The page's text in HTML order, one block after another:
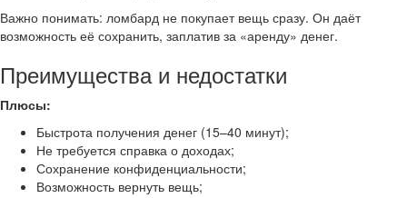
Важно понимать: ломбард не покупает вещь сразу. Он даёт
возможность её сохранить, заплатив за «аренду» денег.
Преимущества и недостатки
Плюсы:
Быстрота получения денег (15–40 минут);
Не требуется справка о доходах;
Сохранение конфиденциальности;
Возможность вернуть вещь;